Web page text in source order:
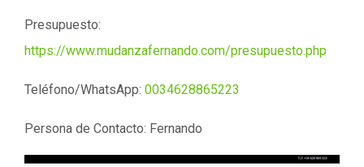
Presupuesto:
https://www.mudanzafernando.com/presupuesto.php
Teléfono/WhatsApp: 0034628865223
Persona de Contacto: Fernando